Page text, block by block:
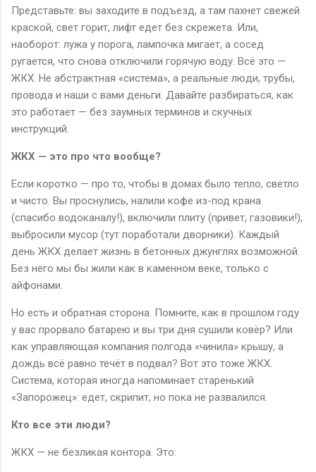
Представьте: вы заходите в подъезд, а там пахнет свежей
краской, свет горит, лифт едет без скрежета. Или,
наоборот: лужа у порога, лампочка мигает, а сосед
ругается, что снова отключили горячую воду. Всё это —
ЖКХ. Не абстрактная «система», а реальные люди, трубы,
провода и наши с вами деньги. Давайте разбираться, как
это работает — без заумных терминов и скучных
инструкций.
ЖКХ — это про что вообще?
Если коротко — про то, чтобы в домах было тепло, светло
и чисто. Вы проснулись, налили кофе из-под крана
(спасибо водоканалу!), включили плиту (привет, газовики!),
выбросили мусор (тут поработали дворники). Каждый
день ЖКХ делает жизнь в бетонных джунглях возможной.
Без него мы бы жили как в каменном веке, только с
айфонами.
Но есть и обратная сторона. Помните, как в прошлом году
у вас прорвало батарею и вы три дня сушили ковёр? Или
как управляющая компания полгода «чинила» крышу, а
дождь всё равно течёт в подвал? Вот это тоже ЖКХ.
Система, которая иногда напоминает старенький
«Запорожец»: едет, скрипит, но пока не развалился.
Кто все эти люди?
ЖКХ — не безликая контора. Это: